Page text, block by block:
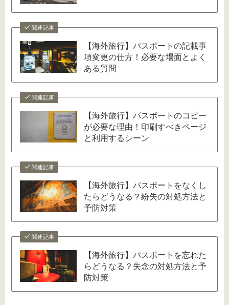
関連記事
【海外旅行】パスポートの記載事
項変更の仕方！必要な場面とよく
ある質問
関連記事
【海外旅行】パスポートのコピー
が必要な理由！印刷すべきページ
と利用するシーン
関連記事
【海外旅行】パスポートをなくし
たらどうなる？紛失の対処方法と
予防対策
関連記事
【海外旅行】パスポートを忘れた
らどうなる？失念の対処方法と予
防対策